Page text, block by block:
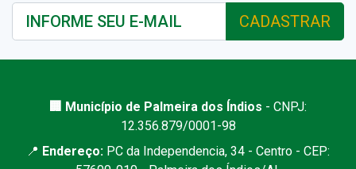
CADASTRAR
🏢 Município de Palmeira dos Índios - CNPJ:
12.356.879/0001-98
📍 Endereço: PC da Independencia, 34 - Centro - CEP: